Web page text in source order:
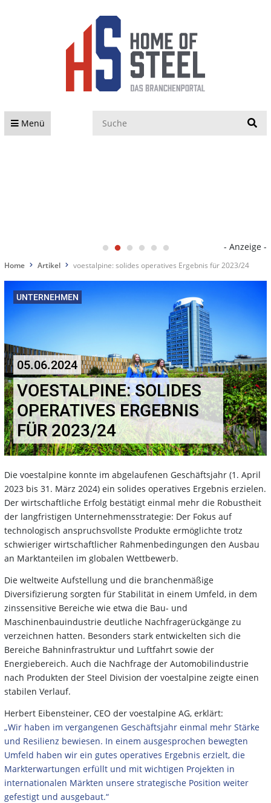
Menü
- Anzeige -
Home Artikel voestalpine: solides operatives Ergebnis für 2023/24
UNTERNEHMEN
05.06.2024
VOESTALPINE: SOLIDES
OPERATIVES ERGEBNIS
FÜR 2023/24
Die voestalpine konnte im abgelaufenen Geschäftsjahr (1. April
2023 bis 31. März 2024) ein solides operatives Ergebnis erzielen.
Der wirtschaftliche Erfolg bestätigt einmal mehr die Robustheit
der langfristigen Unternehmensstrategie: Der Fokus auf
technologisch anspruchsvollste Produkte ermöglichte trotz
schwieriger wirtschaftlicher Rahmenbedingungen den Ausbau
an Marktanteilen im globalen Wettbewerb.
Die weltweite Aufstellung und die branchenmäßige
Diversifizierung sorgten für Stabilität in einem Umfeld, in dem
zinssensitive Bereiche wie etwa die Bau- und
Maschinenbauindustrie deutliche Nachfragerückgänge zu
verzeichnen hatten. Besonders stark entwickelten sich die
Bereiche Bahninfrastruktur und Luftfahrt sowie der
Energiebereich. Auch die Nachfrage der Automobilindustrie
nach Produkten der Steel Division der voestalpine zeigte einen
stabilen Verlauf.
Herbert Eibensteiner, CEO der voestalpine AG, erklärt:
„Wir haben im vergangenen Geschäftsjahr einmal mehr Stärke
und Resilienz bewiesen. In einem ausgesprochen bewegten
Umfeld haben wir ein gutes operatives Ergebnis erzielt, die
Markterwartungen erfüllt und mit wichtigen Projekten in
internationalen Märkten unsere strategische Position weiter
gefestigt und ausgebaut.“